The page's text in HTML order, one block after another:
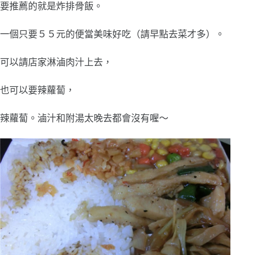
要推薦的就是炸排骨飯。
一個只要５５元的便當美味好吃（請早點去菜才多）。
可以請店家淋滷肉汁上去，
也可以要辣蘿蔔，
辣蘿蔔。滷汁和附湯太晚去都會沒有喔～